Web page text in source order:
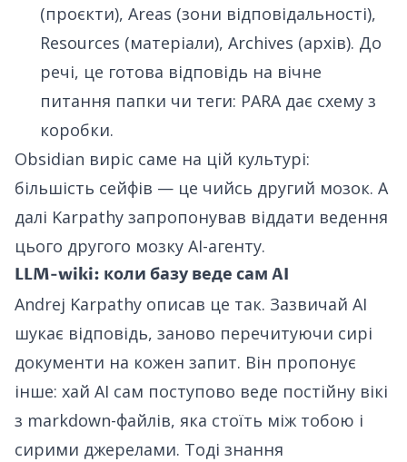
(проєкти), Areas (зони відповідальності),
Resources (матеріали), Archives (архів). До
речі, це готова відповідь на вічне
питання папки чи теги: PARA дає схему з
коробки.
Obsidian виріс саме на цій культурі:
більшість сейфів — це чийсь другий мозок. А
далі Karpathy запропонував віддати ведення
цього другого мозку AI-агенту.
LLM-wiki: коли базу веде сам AI
Andrej Karpathy описав це так. Зазвичай AI
шукає відповідь, заново перечитуючи сирі
документи на кожен запит. Він пропонує
інше: хай AI сам поступово веде постійну вікі
з markdown-файлів, яка стоїть між тобою і
сирими джерелами. Тоді знання